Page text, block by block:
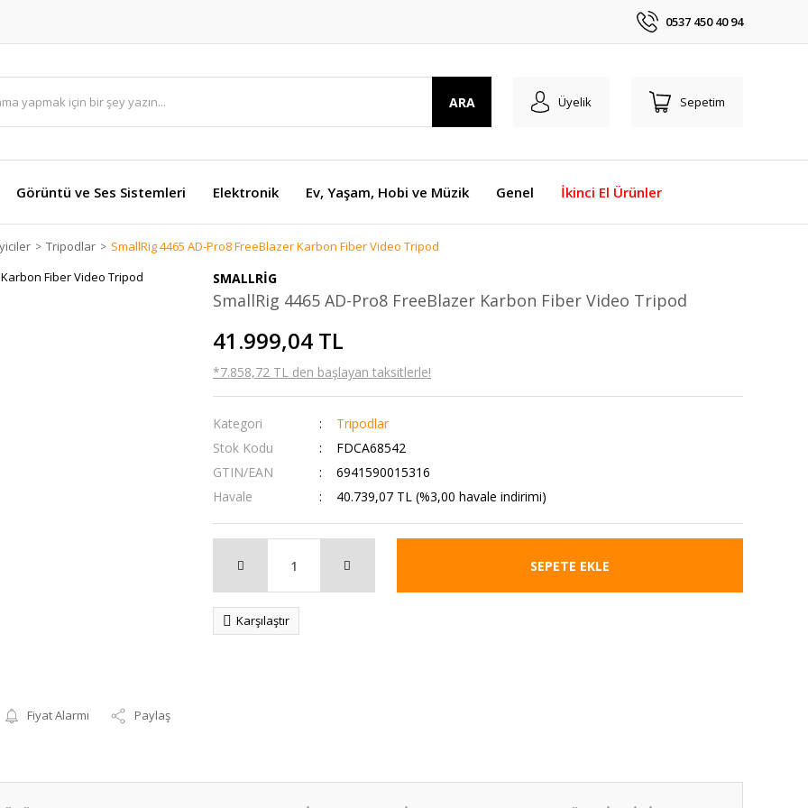
0537 450 40 94
ARA Üyelik Sepetim
Görüntü ve Ses Sistemleri Elektronik Ev, Yaşam, Hobi ve Müzik Genel İkinci El Ürünler
Tripodlar SmallRig 4465 AD-Pro8 FreeBlazer Karbon Fiber Video Tripod
Fiyat Alarmı Paylaş
SMALLRİG
SmallRig 4465 AD-Pro8 FreeBlazer Karbon Fiber Video Tripod
41.999,04 TL
*7.858,72 TL den başlayan taksitlerle!
Kategori
Tripodlar
Stok Kodu
FDCA68542
GTIN/EAN
6941590015316
Havale
40.739,07 TL (%3,00 havale indirimi)
SEPETE EKLE
Karşılaştır